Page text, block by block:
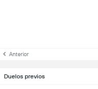
Anterior
Duelos previos